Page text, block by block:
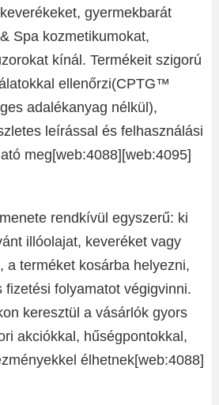
gyermekbarát
Spa kozmetikumokat,
kínál. Termékeit szigorú
ellenőrzi(CPTG™
adalékanyag nélkül),
leírással és felhasználási
meg[web:4088][web:4095]
rendkívül egyszerű: ki
illóolajat, keveréket vagy
a terméket kosárba helyezni,
fizetési folyamatot végigvinni.
keresztül a vásárlók gyors
akciókkal, hűségpontokkal,
élhetnek[web:4088]